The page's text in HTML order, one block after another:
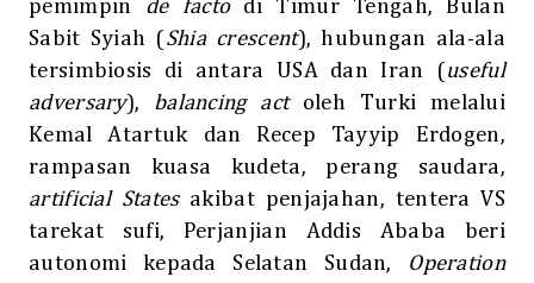
pemimpin de factodi Timur Tengah, Bulan
Sabit Syiah ( Shia crescent), hubungan ala-ala
tersimbiosis di antara USA dan Iran ( useful
adversary), balancing actoleh Turki melalui
Kemal Atartuk dan Recep Tayyip Erdogen,
rampasan kuasa kudeta, perang saudara,
artificial Statesakibat penjajahan, tentera VS
tarekat sufi, Perjanjian Addis Ababa beri
autonomi kepada Selatan Sudan, Operation